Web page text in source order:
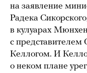
на заявление
Радека
в кулуарах
с
Келлогом. И
о неком плане